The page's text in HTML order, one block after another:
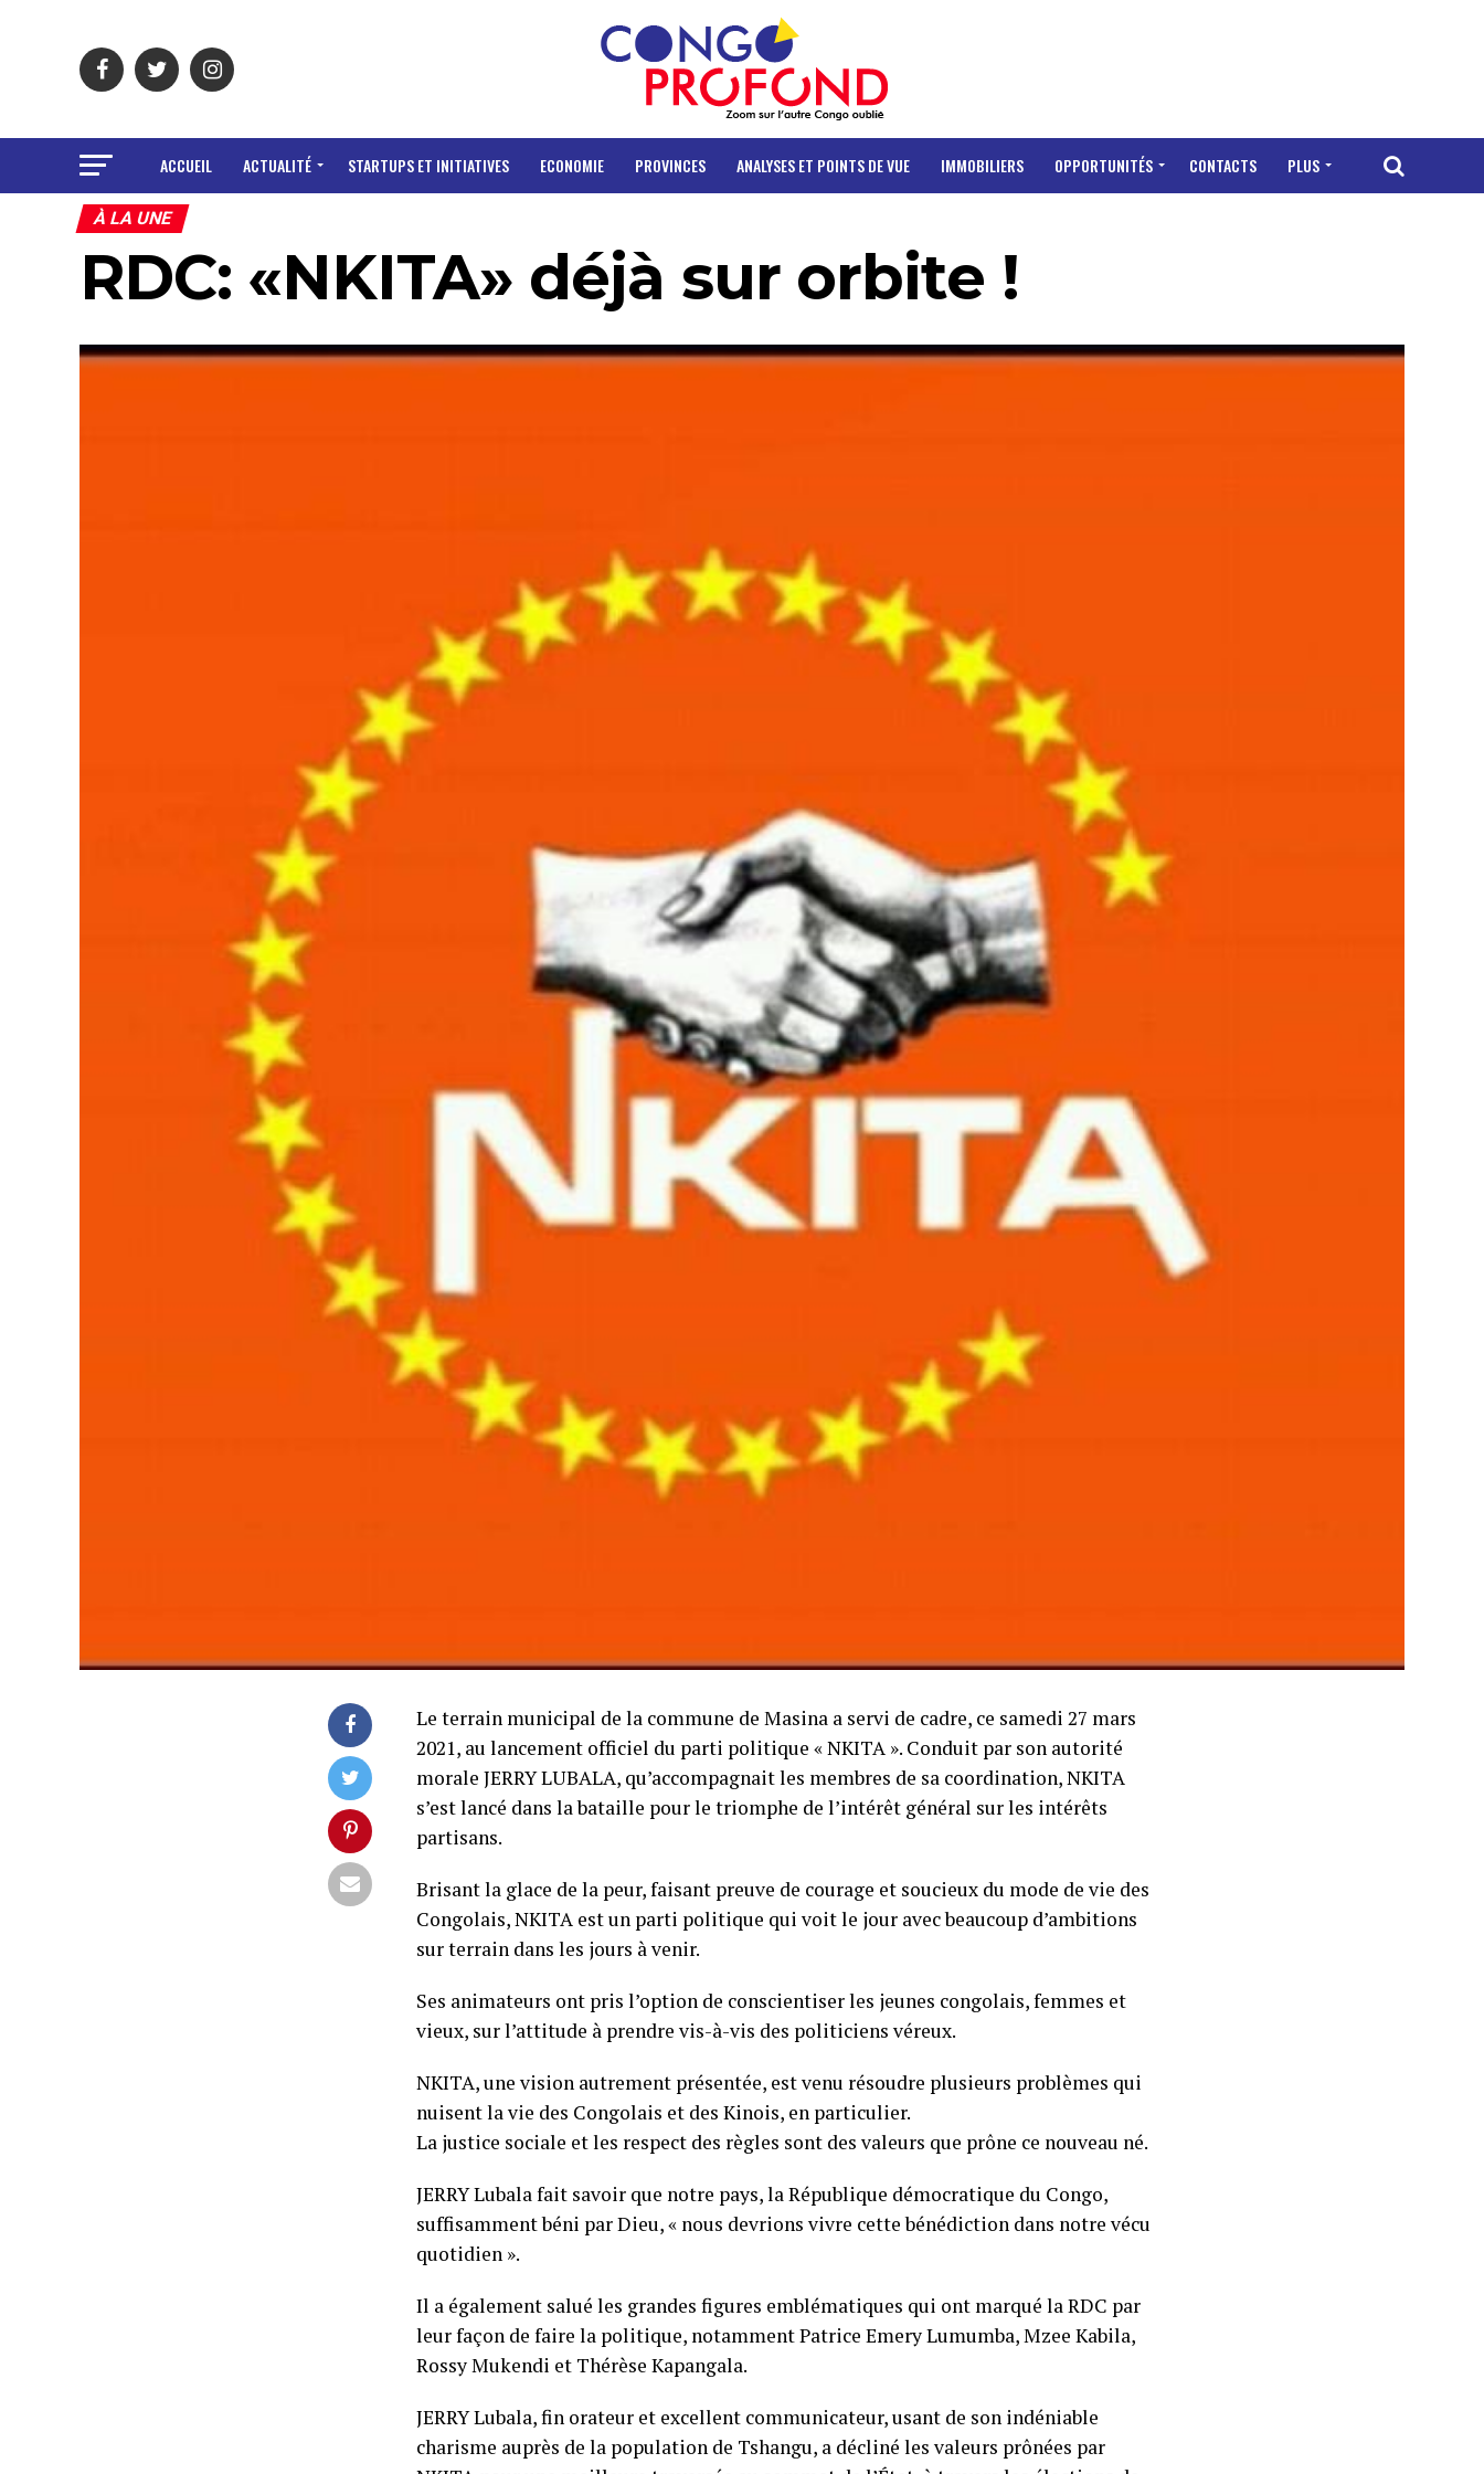
ACCUEIL ACTUALITÉ STARTUPS ET INITIATIVES ECONOMIE PROVINCES ANALYSES ET POINTS DE VUE IMMOBILIERS OPPORTUNITÉS CONTACTS PLUS
À LA UNE
RDC: «NKITA» déjà sur orbite !
Le terrain municipal de la commune de Masina a servi de cadre, ce samedi 27 mars
2021, au lancement officiel du parti politique « NKITA ». Conduit par son autorité
morale JERRY LUBALA, qu’accompagnait les membres de sa coordination, NKITA
s’est lancé dans la bataille pour le triomphe de l’intérêt général sur les intérêts
partisans.
Brisant la glace de la peur, faisant preuve de courage et soucieux du mode de vie des
Congolais, NKITA est un parti politique qui voit le jour avec beaucoup d’ambitions
sur terrain dans les jours à venir.
Ses animateurs ont pris l’option de conscientiser les jeunes congolais, femmes et
vieux, sur l’attitude à prendre vis-à-vis des politiciens véreux.
NKITA, une vision autrement présentée, est venu résoudre plusieurs problèmes qui
nuisent la vie des Congolais et des Kinois, en particulier.
La justice sociale et les respect des règles sont des valeurs que prône ce nouveau né.
JERRY Lubala fait savoir que notre pays, la République démocratique du Congo,
suffisamment béni par Dieu, « nous devrions vivre cette bénédiction dans notre vécu
quotidien ».
Il a également salué les grandes figures emblématiques qui ont marqué la RDC par
leur façon de faire la politique, notamment Patrice Emery Lumumba, Mzee Kabila,
Rossy Mukendi et Thérèse Kapangala.
JERRY Lubala, fin orateur et excellent communicateur, usant de son indéniable
charisme auprès de la population de Tshangu, a décliné les valeurs prônées par